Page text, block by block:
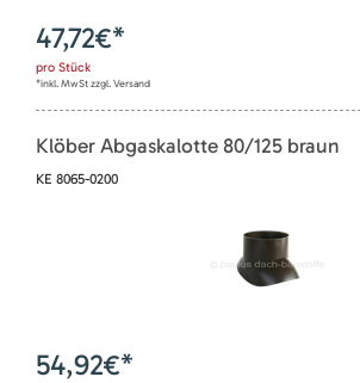
47,72€*
pro Stück
*inkl. MwSt zzgl. Versand
Klöber Abgaskalotte 80/125 braun
KE 8065-0200
54,92€*